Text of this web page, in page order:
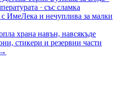
· със сламка
с ИмеЛека и нечуплива за малки
храна навън, навсякъде
стикери и резервни части